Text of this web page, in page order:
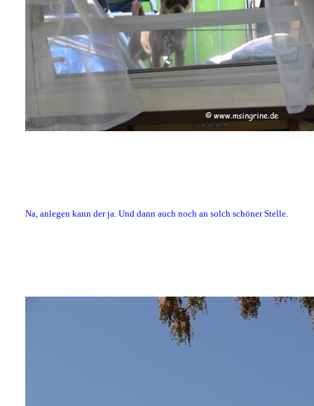
Na, anlegen kann der ja. Und dann auch noch an solch schöner Stelle.